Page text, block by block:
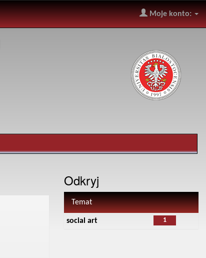
Moje konto:
Odkryj
Temat
1
social art